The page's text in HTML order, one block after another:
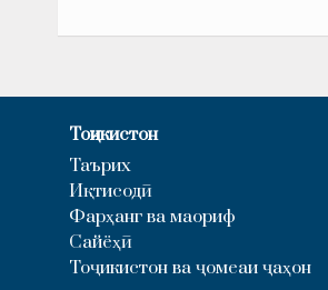
Тоҷикистон
Таърих
Иқтисодӣ
Фарҳанг ва маориф
Сайёҳӣ
Тоҷикистон ва ҷомеаи ҷаҳон